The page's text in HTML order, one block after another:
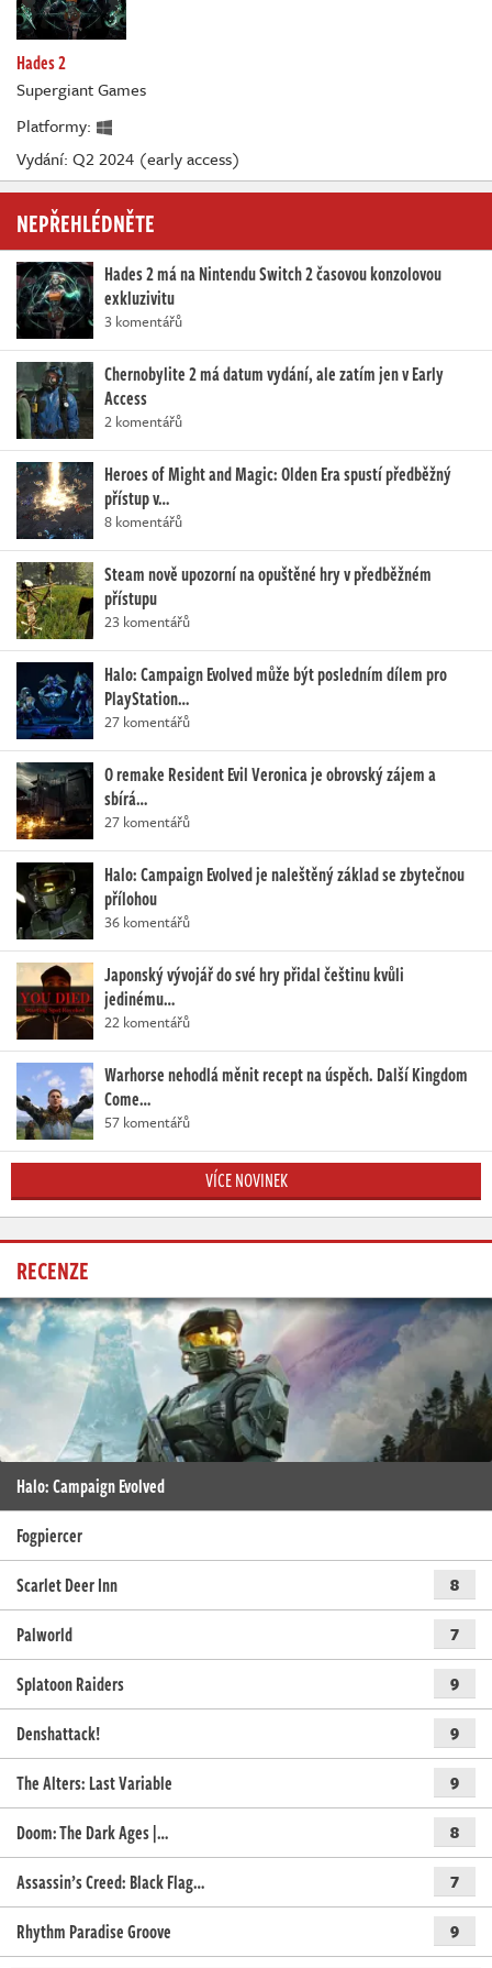
Hades 2
Supergiant Games
Platformy:
Vydání: Q2 2024 (early access)
NEPŘEHLÉDNĚTE
Hades 2 má na Nintendu Switch 2 časovou konzolovou
exkluzivitu
3 komentářů
Chernobylite 2 má datum vydání, ale zatím jen v Early
Access
2 komentářů
Heroes of Might and Magic: Olden Era spustí předběžný
přístup v…
8 komentářů
Steam nově upozorní na opuštěné hry v předběžném
přístupu
23 komentářů
Halo: Campaign Evolved může být posledním dílem pro
PlayStation…
27 komentářů
O remake Resident Evil Veronica je obrovský zájem a
sbírá…
27 komentářů
Halo: Campaign Evolved je naleštěný základ se zbytečnou
přílohou
36 komentářů
Japonský vývojář do své hry přidal češtinu kvůli
jedinému…
22 komentářů
Warhorse nehodlá měnit recept na úspěch. Další Kingdom
Come…
57 komentářů
VÍCE NOVINEK
RECENZE
Halo: Campaign Evolved
Fogpiercer
Scarlet Deer Inn
8
Palworld 7
Splatoon Raiders 9
Denshattack! 9
The Alters: Last Variable 9
Doom: The Dark Ages |… 8
Assassin’s Creed: Black Flag… 7
Rhythm Paradise Groove 9